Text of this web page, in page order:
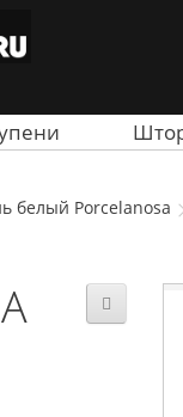
белый Porcelanosa